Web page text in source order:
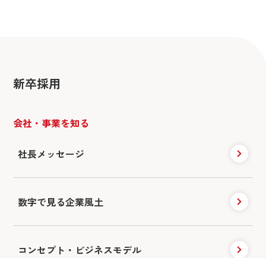
新卒採用
会社・事業を知る
社長メッセージ
数字で見る企業風土
コンセプト・ビジネスモデル